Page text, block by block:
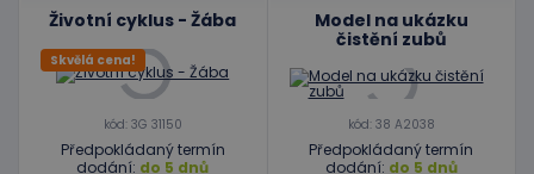
Životní cyklus - Žába
Skvělá cena!
kód: 3G 31150
Předpokládaný termín
dodání: do 5 dnů
Model na ukázku
čistění zubů
kód: 38 A2038
Předpokládaný termín
dodání: do 5 dnů